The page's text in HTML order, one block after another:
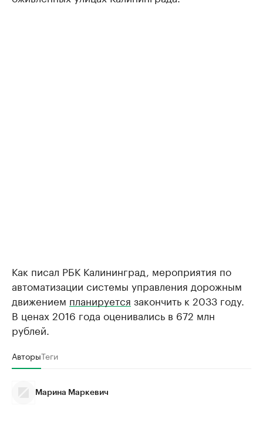
Как писал РБК Калининград, мероприятия по
автоматизации системы управления дорожным
движением планируется закончить к 2033 году.
В ценах 2016 года оценивались в 672 млн
рублей.
АвторыТеги
Марина Маркевич